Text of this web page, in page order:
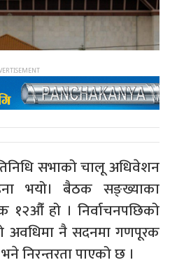
सभाको चालू अधिवेशन
भयो। बैठक सङ्ख्याका
१२औँ हो । निर्वाचनपछिको
अवधिमा नै सदनमा गणपूरक
निरन्तरता पाएको छ ।